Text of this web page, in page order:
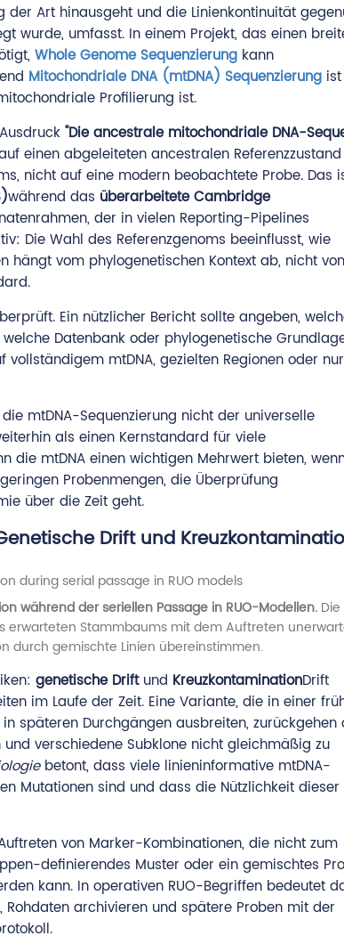
Art hinausgeht und die Linienkontinuität
wurde, umfasst. In einem Projekt, das einen
Whole Genome Sequenzierung kann
Mitochondriale DNA (mtDNA) Sequenzierung
Profilierung ist.
"Die ancestrale mitochondriale DNA-
einen abgeleiteten ancestralen Referenzzustand
nicht auf eine modern beobachtete Probe. Das
während das überarbeitete Cambridge
der in vielen Reporting-Pipelines
Die Wahl des Referenzgenoms beeinflusst, wie
hängt vom phylogenetischen Kontext ab, nicht von
Ein nützlicher Bericht sollte angeben,
Datenbank oder phylogenetische
mtDNA, gezielten Regionen oder
mtDNA-Sequenzierung nicht der universelle
als einen Kernstandard für viele
die mtDNA einen wichtigen Mehrwert bieten,
Probenmengen, die Überprüfung
über die Zeit geht.
Drift und
während der seriellen Passage in RUO-Modellen. Die
erwarteten Stammbaums mit dem Auftreten
durch gemischte Linien übereinstimmen.
genetische Driftund KreuzkontaminationDrift
im Laufe der Zeit. Eine Variante, die in einer
späteren Durchgängen ausbreiten, zurückgehen
verschiedene Subklone nicht gleichmäßig zu
betont, dass viele linieninformative mtDNA-
Mutationen sind und dass die Nützlichkeit dieser
von Marker-Kombinationen, die nicht zum
definierendes Muster oder ein gemischtes
kann. In operativen RUO-Begriffen bedeutet
archivieren und spätere Proben mit der